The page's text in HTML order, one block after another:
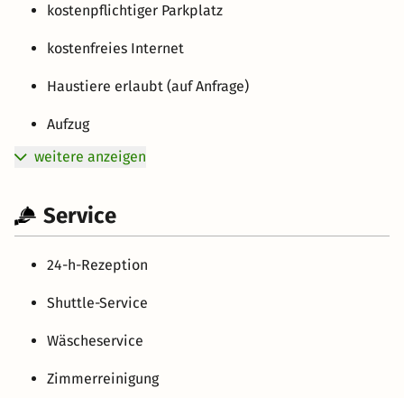
kostenpflichtiger Parkplatz
kostenfreies Internet
Haustiere erlaubt (auf Anfrage)
Aufzug
weitere anzeigen
Service
24-h-Rezeption
Shuttle-Service
Wäscheservice
Zimmerreinigung